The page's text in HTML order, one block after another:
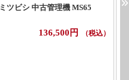
ミツビシ 中古管理機 MS65
136,500円 （税込）